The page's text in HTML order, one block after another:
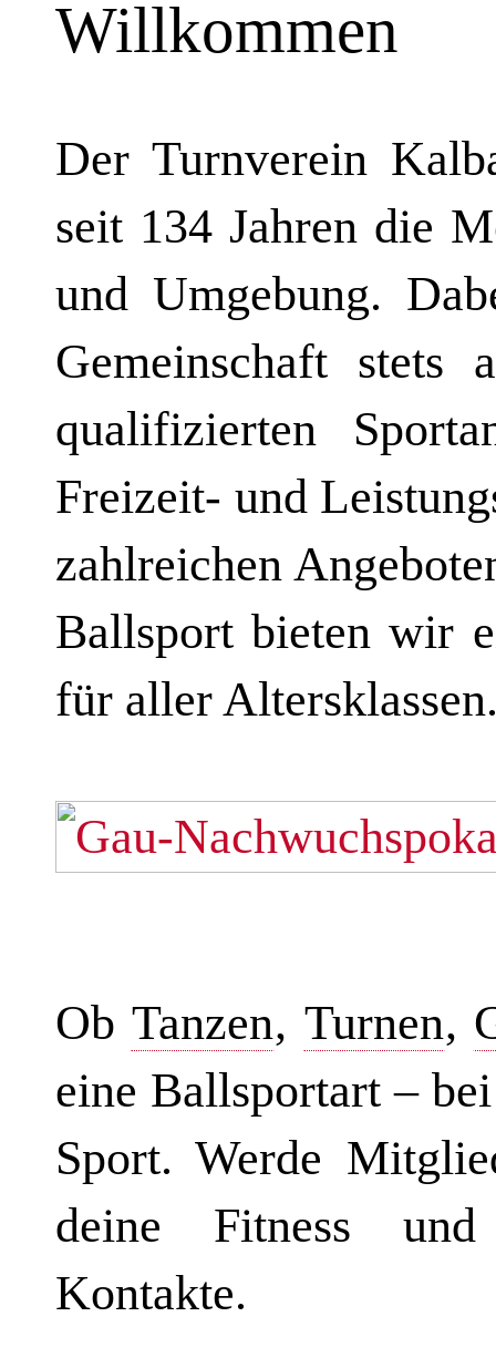
Willkommen
Der Turnverein
seit 134 Jahren die
und Umgebung.
Gemeinschaft stets
qualifizierten
Freizeit- und
zahlreichen
Ballsport bieten wir
für aller
Ob Tanzen, Turnen,
eine Ballsportart –
Sport. Werde
deine Fitness
Kontakte.